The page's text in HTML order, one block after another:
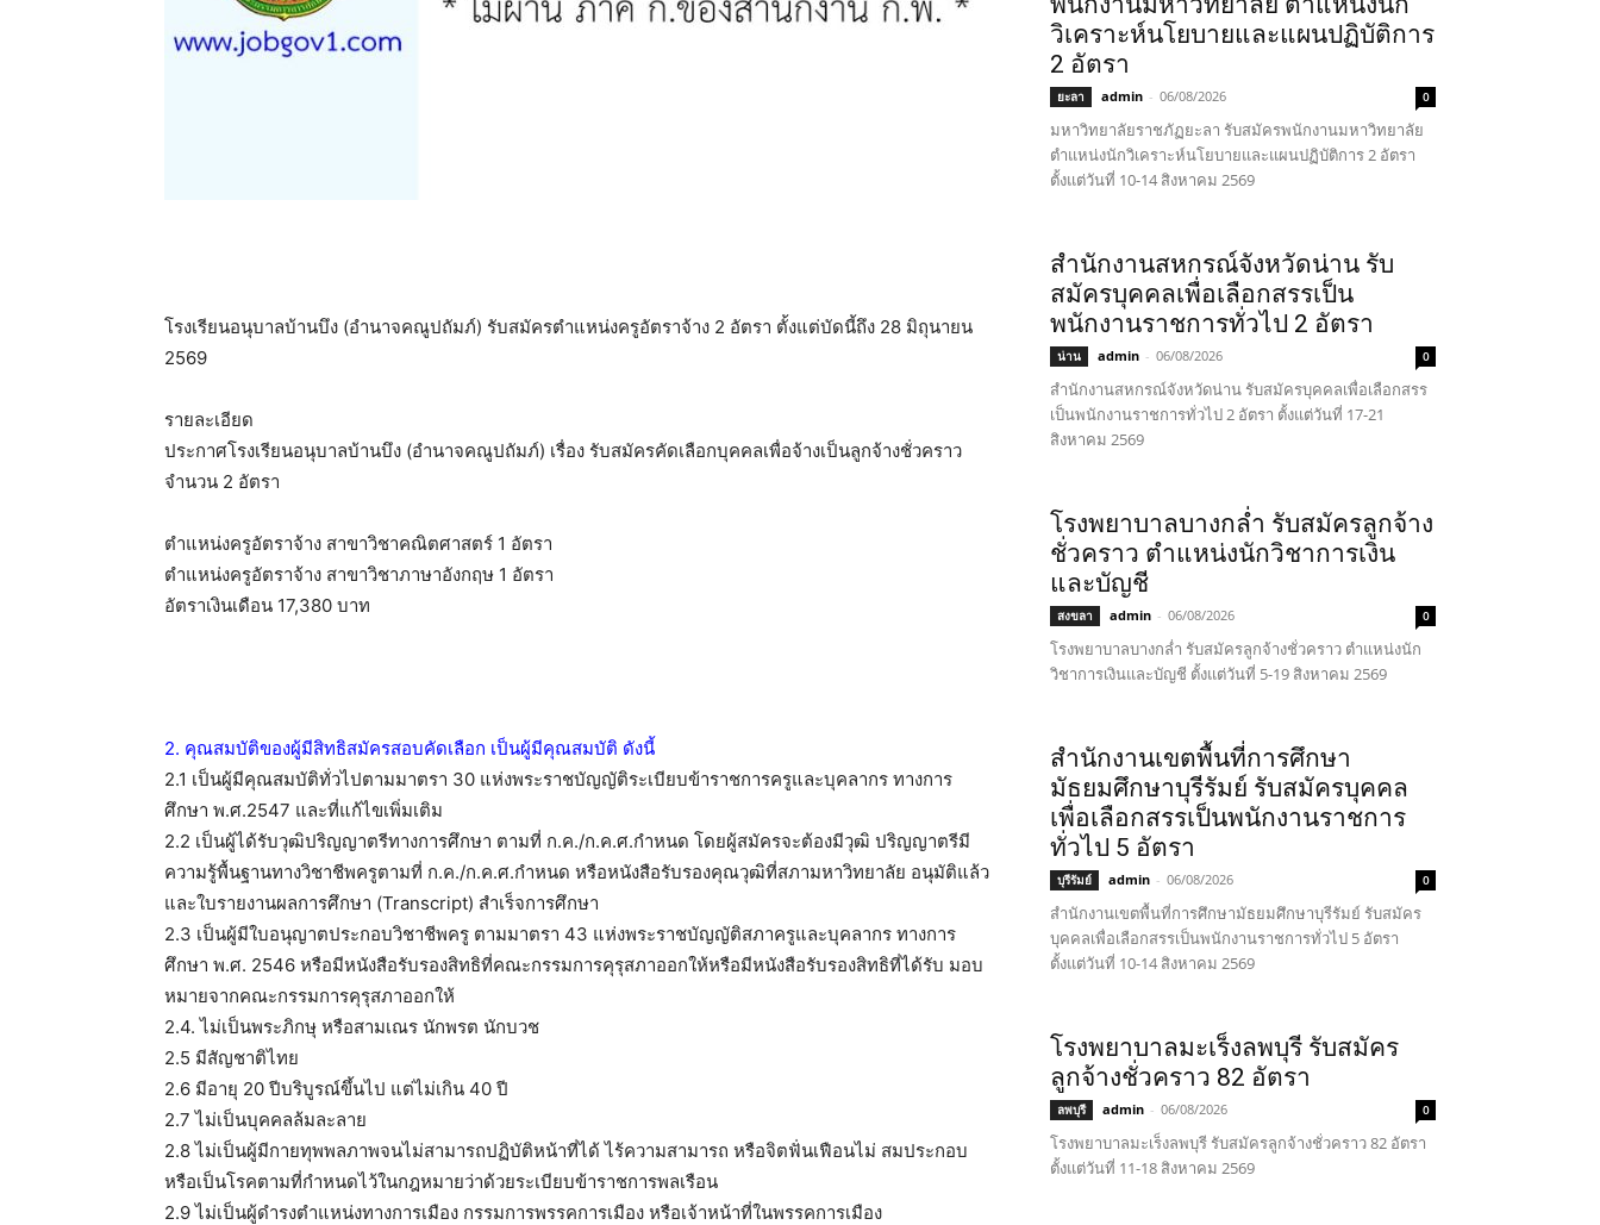
โรงเรียนอนุบาลบ้านบึง (อำนาจคณูปถัมภ์) รับสมัครตำแหน่งครูอัตราจ้าง 2 อัตรา ตั้งแต่บัดนี้ถึง 28 มิถุนายน
2569
รายละเอียด
ประกาศโรงเรียนอนุบาลบ้านบึง (อำนาจคณูปถัมภ์) เรื่อง รับสมัครคัดเลือกบุคคลเพื่อจ้างเป็นลูกจ้างชั่วคราว
จำนวน 2 อัตรา
ตำแหน่งครูอัตราจ้าง สาขาวิชาคณิตศาสตร์ 1 อัตรา
ตำแหน่งครูอัตราจ้าง สาขาวิชาภาษาอังกฤษ 1 อัตรา
อัตราเงินเดือน 17,380 บาท
2. คุณสมบัติของผู้มีสิทธิสมัครสอบคัดเลือก เป็นผู้มีคุณสมบัติ ดังนี้
2.1 เป็นผู้มีคุณสมบัติทั่วไปตามมาตรา 30 แห่งพระราชบัญญัติระเบียบข้าราชการครูและบุคลากร ทางการ
ศึกษา พ.ศ.2547 และที่แก้ไขเพิ่มเติม
2.2 เป็นผู้ได้รับวุฒิปริญญาตรีทางการศึกษา ตามที่ ก.ค./ก.ค.ศ.กำหนด โดยผู้สมัครจะต้องมีวุฒิ ปริญญาตรีมี
ความรู้พื้นฐานทางวิชาชีพครูตามที่ ก.ค./ก.ค.ศ.กำหนด หรือหนังสือรับรองคุณวุฒิที่สภามหาวิทยาลัย อนุมัติแล้ว
และใบรายงานผลการศึกษา (Transcript) สำเร็จการศึกษา
2.3 เป็นผู้มีใบอนุญาตประกอบวิชาชีพครู ตามมาตรา 43 แห่งพระราชบัญญัติสภาครูและบุคลากร ทางการ
ศึกษา พ.ศ. 2546 หรือมีหนังสือรับรองสิทธิที่คณะกรรมการคุรุสภาออกให้หรือมีหนังสือรับรองสิทธิที่ได้รับ มอบ
หมายจากคณะกรรมการคุรุสภาออกให้
2.4. ไม่เป็นพระภิกษุ หรือสามเณร นักพรต นักบวช
2.5 มีสัญชาติไทย
2.6 มีอายุ 20 ปีบริบูรณ์ขึ้นไป แต่ไม่เกิน 40 ปี
2.7 ไม่เป็นบุคคลล้มละลาย
2.8 ไม่เป็นผู้มีกายทุพพลภาพจนไม่สามารถปฏิบัติหน้าที่ได้ ไร้ความสามารถ หรือจิตฟั่นเฟือนไม่ สมประกอบ
หรือเป็นโรคตามที่กำหนดไว้ในกฎหมายว่าด้วยระเบียบข้าราชการพลเรือน
2.9 ไม่เป็นผู้ดำรงตำแหน่งทางการเมือง กรรมการพรรคการเมือง หรือเจ้าหน้าที่ในพรรคการเมือง
วิเคราะห์นโยบายและแผนปฏิบัติการ
2 อัตรา
ยะลา admin - 06/08/2026 0
มหาวิทยาลัยราชภัฏยะลา รับสมัครพนักงานมหาวิทยาลัย
ตำแหน่งนักวิเคราะห์นโยบายและแผนปฏิบัติการ 2 อัตรา
ตั้งแต่วันที่ 10-14 สิงหาคม 2569
สำนักงานสหกรณ์จังหวัดน่าน รับ
สมัครบุคคลเพื่อเลือกสรรเป็น
พนักงานราชการทั่วไป 2 อัตรา
น่าน admin - 06/08/2026 0
สำนักงานสหกรณ์จังหวัดน่าน รับสมัครบุคคลเพื่อเลือกสรร
เป็นพนักงานราชการทั่วไป 2 อัตรา ตั้งแต่วันที่ 17-21
สิงหาคม 2569
โรงพยาบาลบางกล่ำ รับสมัครลูกจ้าง
ชั่วคราว ตำแหน่งนักวิชาการเงิน
และบัญชี
สงขลา admin - 06/08/2026 0
โรงพยาบาลบางกล่ำ รับสมัครลูกจ้างชั่วคราว ตำแหน่งนัก
วิชาการเงินและบัญชี ตั้งแต่วันที่ 5-19 สิงหาคม 2569
สำนักงานเขตพื้นที่การศึกษา
มัธยมศึกษาบุรีรัมย์ รับสมัครบุคคล
เพื่อเลือกสรรเป็นพนักงานราชการ
ทั่วไป 5 อัตรา
บุรีรัมย์ admin - 06/08/2026 0
สำนักงานเขตพื้นที่การศึกษามัธยมศึกษาบุรีรัมย์ รับสมัคร
บุคคลเพื่อเลือกสรรเป็นพนักงานราชการทั่วไป 5 อัตรา
ตั้งแต่วันที่ 10-14 สิงหาคม 2569
โรงพยาบาลมะเร็งลพบุรี รับสมัคร
ลูกจ้างชั่วคราว 82 อัตรา
ลพบุรี admin - 06/08/2026 0
โรงพยาบาลมะเร็งลพบุรี รับสมัครลูกจ้างชั่วคราว 82 อัตรา
ตั้งแต่วันที่ 11-18 สิงหาคม 2569